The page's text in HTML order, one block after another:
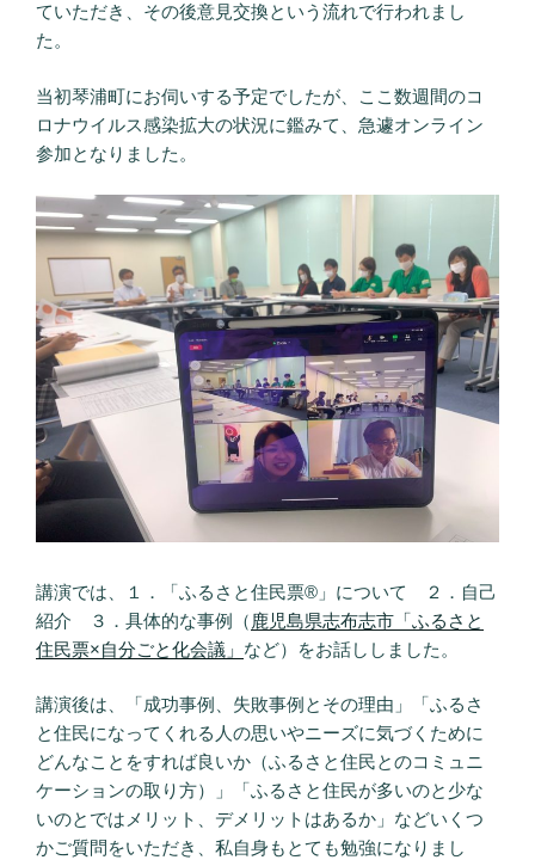
ていただき、その後意見交換という流れで行われまし
た。
当初琴浦町にお伺いする予定でしたが、ここ数週間のコ
ロナウイルス感染拡大の状況に鑑みて、急遽オンライン
参加となりました。
講演では、１．「ふるさと住民票®」について ２．自己
紹介 ３．具体的な事例（ 鹿児島県志布志市「ふるさと
住民票×自分ごと化会議」 など）をお話ししました。
講演後は、「成功事例、失敗事例とその理由」「ふるさ
と住民になってくれる人の思いやニーズに気づくために
どんなことをすれば良いか（ふるさと住民とのコミュニ
ケーションの取り方）」「ふるさと住民が多いのと少な
いのとではメリット、デメリットはあるか」などいくつ
かご質問をいただき、私自身もとても勉強になりまし